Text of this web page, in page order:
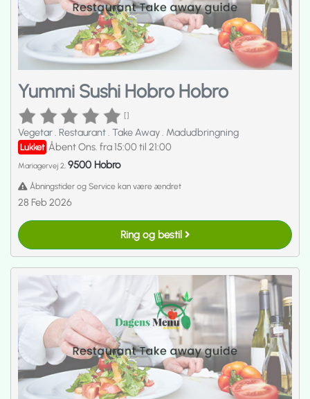
Yummi Sushi Hobro Hobro
[]
Vegetar. Restaurant. Take Away. Madudbringning
Lukket Åbent Ons. fra 15:00 til 21:00
Mariagervej 2, 9500 Hobro
Åbningstider og Service kan være ændret
28 Feb 2026
Ring og bestil